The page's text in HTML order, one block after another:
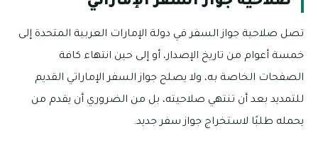
تصل صلاحية جواز السفر في دولة الإمارات العربية المتحدة إلى
خمسة أعوام من تاريخ الإصدار، أو إلى حين انتهاء كافة
الصفحات الخاصة به، ولا يصلح جواز السفر الإماراتي القديم
للتمديد بعد أن تنتهي صلاحيته، بل من الضروري أن يقدم من
يحمله طلبًا لاستخراج جواز سفر جديد.